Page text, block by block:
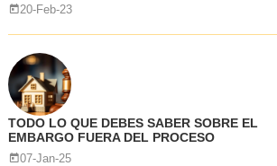
20-Feb-23
TODO LO QUE DEBES SABER SOBRE EL
EMBARGO FUERA DEL PROCESO
07-Jan-25